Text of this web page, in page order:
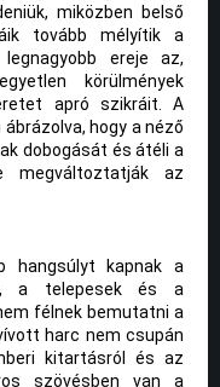
miközben belső
tovább mélyítik a
ereje az,
körülmények
apró szikráit. A
hogy a néző
dobogását és átéli a
megváltoztatják az
hangsúlyt kapnak a
a telepesek és a
félnek bemutatni a
harc nem csupán
kitartásról és az
szövésben van a